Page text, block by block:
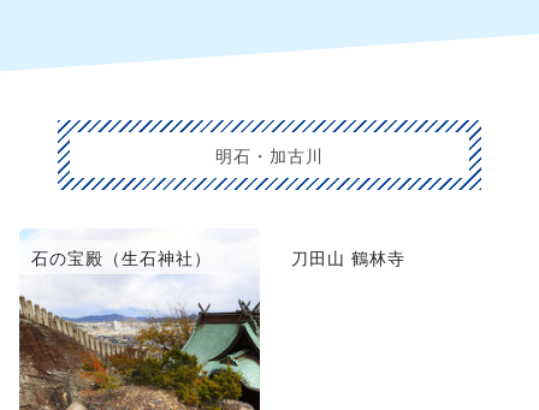
明石・加古川
石の宝殿（生石神社） 刀田山 鶴林寺